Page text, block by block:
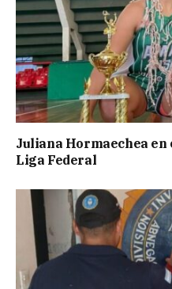
Juliana Hormaechea en
Liga Federal